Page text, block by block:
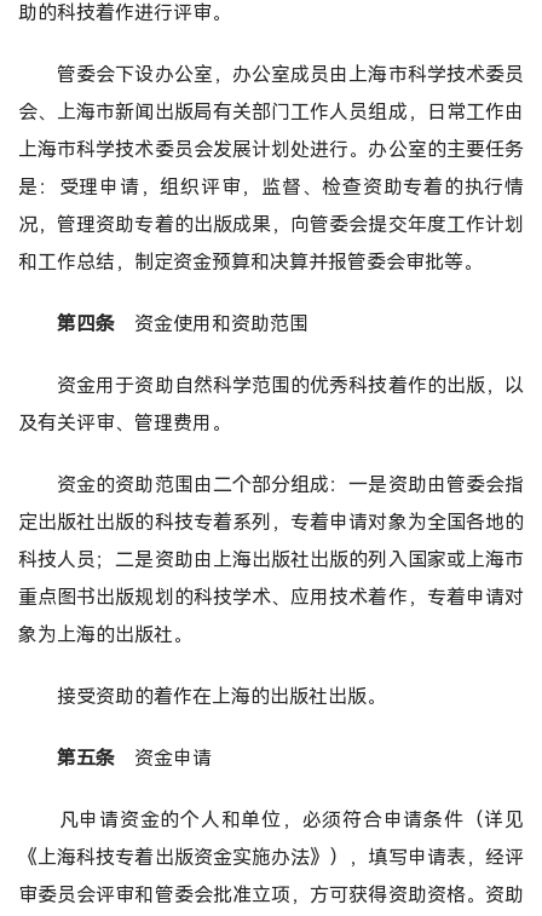
助的科技着作进行评审。
管委会下设办公室，办公室成员由上海市科学技术委员
会、上海市新闻出版局有关部门工作人员组成，日常工作由
上海市科学技术委员会发展计划处进行。办公室的主要任务
是：受理申请，组织评审，监督、检查资助专着的执行情
况，管理资助专着的出版成果，向管委会提交年度工作计划
和工作总结，制定资金预算和决算并报管委会审批等。
第四条 资金使用和资助范围
资金用于资助自然科学范围的优秀科技着作的出版，以
及有关评审、管理费用。
资金的资助范围由二个部分组成：一是资助由管委会指
定出版社出版的科技专着系列，专着申请对象为全国各地的
科技人员；二是资助由上海出版社出版的列入国家或上海市
重点图书出版规划的科技学术、应用技术着作，专着申请对
象为上海的出版社。
接受资助的着作在上海的出版社出版。
第五条 资金申请
凡申请资金的个人和单位，必须符合申请条件（详见
《上海科技专着出版资金实施办法》），填写申请表，经评
审委员会评审和管委会批准立项，方可获得资助资格。资助